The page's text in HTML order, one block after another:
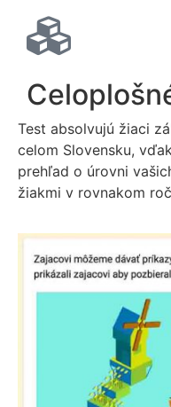
Test absolvujú žiaci
celom Slovensku,
prehľad o úrovni
žiakmi v rovnakom